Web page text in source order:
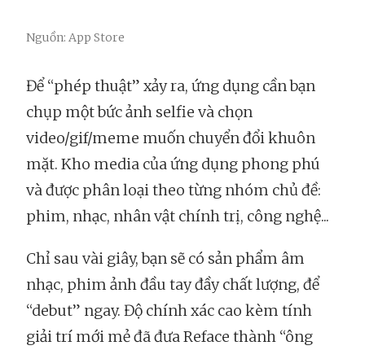
Nguồn: App Store
Để “phép thuật” xảy ra, ứng dụng cần bạn
chụp một bức ảnh selfie và chọn
video/gif/meme muốn chuyển đổi khuôn
mặt. Kho media của ứng dụng phong phú
và được phân loại theo từng nhóm chủ đề:
phim, nhạc, nhân vật chính trị, công nghệ...
Chỉ sau vài giây, bạn sẽ có sản phẩm âm
nhạc, phim ảnh đầu tay đầy chất lượng, để
“debut” ngay. Độ chính xác cao kèm tính
giải trí mới mẻ đã đưa Reface thành “ông